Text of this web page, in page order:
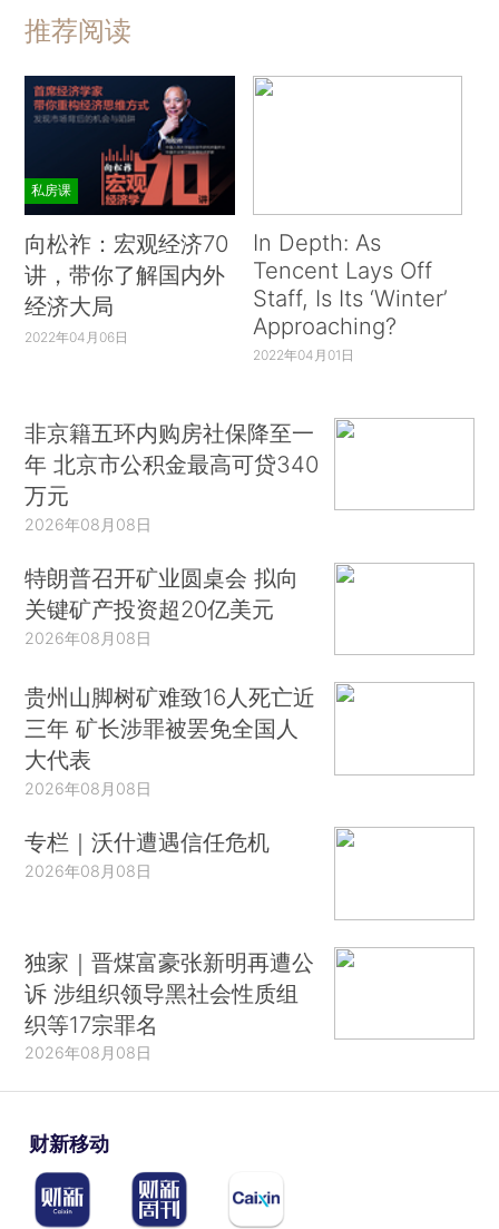
推荐阅读
私房课
向松祚：宏观经济70
讲，带你了解国内外
经济大局
2022年04月06日
In Depth: As
Tencent Lays Off
Staff, Is Its ‘Winter’
Approaching?
2022年04月01日
非京籍五环内购房社保降至一
年 北京市公积金最高可贷340
万元
2026年08月08日
特朗普召开矿业圆桌会 拟向
关键矿产投资超20亿美元
2026年08月08日
贵州山脚树矿难致16人死亡近
三年 矿长涉罪被罢免全国人
大代表
2026年08月08日
专栏｜沃什遭遇信任危机
2026年08月08日
独家｜晋煤富豪张新明再遭公
诉 涉组织领导黑社会性质组
织等17宗罪名
2026年08月08日
财新移动